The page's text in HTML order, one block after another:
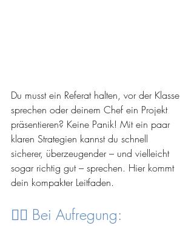
Du musst ein Referat halten, vor der Klasse
sprechen oder deinem Chef ein Projekt
präsentieren? Keine Panik! Mit ein paar
klaren Strategien kannst du schnell
sicherer, überzeugender – und vielleicht
sogar richtig gut – sprechen. Hier kommt
dein kompakter Leitfaden.
🧘‍♀️ Bei Aufregung: